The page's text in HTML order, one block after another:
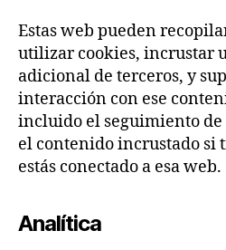
Estas web pueden
utilizar cookies, incrustar
adicional de terceros, y
interacción con ese
incluido el seguimiento
el contenido incrustado si
estás conectado a esa web.
Analítica